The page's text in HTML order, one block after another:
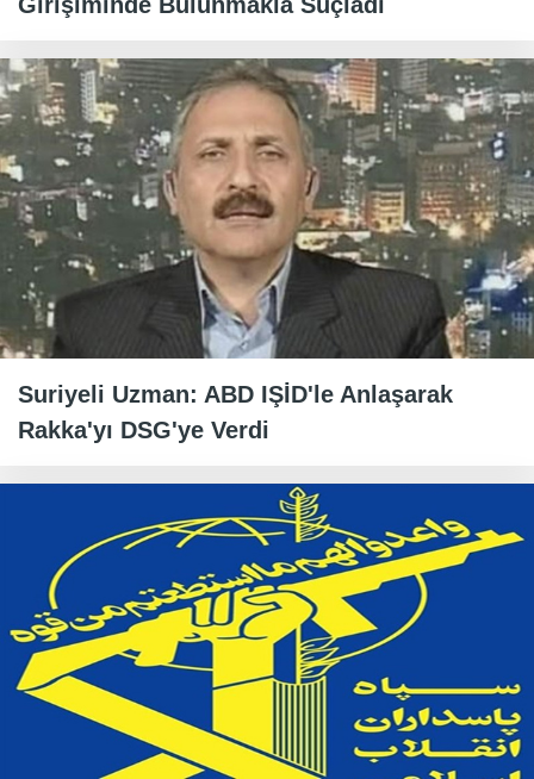
Suriyeli Uzman: ABD IŞİD'le Anlaşarak
Rakka'yı DSG'ye Verdi